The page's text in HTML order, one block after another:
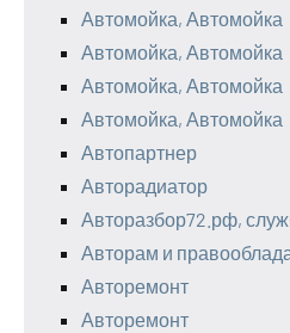
Автомойка, Автомойка
Автомойка, Автомойка
Автомойка, Автомойка
Автомойка, Автомойка
Автопартнер
Авторадиатор
Авторазбор72.рф,
Авторам и
Авторемонт
Авторемонт